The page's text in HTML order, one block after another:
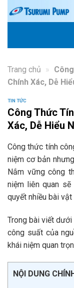
Skip
Trang chủ »
Chính Xác, Dễ
TIN TỨC
Công Thức
Xác, Dễ Hiểu
Công thức tính
niệm cơ bản
Nắm vững công
niệm liên quan
quyết nhiều bài vật
Trong bài viết dưới
công suất của
khái niệm quan
NỘI DUNG